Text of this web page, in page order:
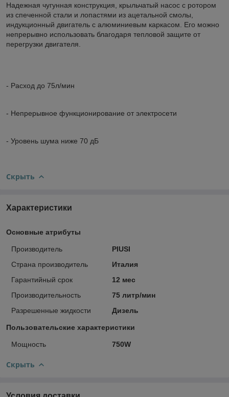
Надежная чугунная конструкция, крыльчатый насос с ротором
из спеченной стали и лопастями из ацетальной смолы,
индукционный двигатель с алюминиевым каркасом. Его можно
непрерывно использовать благодаря тепловой защите от
перегрузки двигателя.
- Расход до 75л/мин
- Непрерывное функционирование от электросети
- Уровень шума ниже 70 дБ
Скрыть
Характеристики
Основные атрибуты
Производитель
PIUSI
Страна производитель
Италия
Гарантийный срок
12 мес
Производительность
75 литр/мин
Разрешенные жидкости
Дизель
Пользовательские характеристики
Мощность 750W
Скрыть